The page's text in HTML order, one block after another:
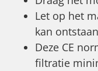
Let op het
kan
Deze CE
filtratie